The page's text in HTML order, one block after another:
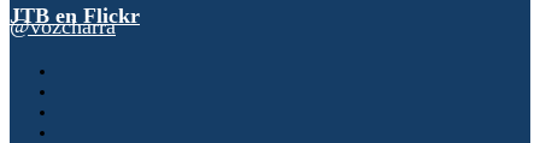
JTB en Flickr
@vozcharra